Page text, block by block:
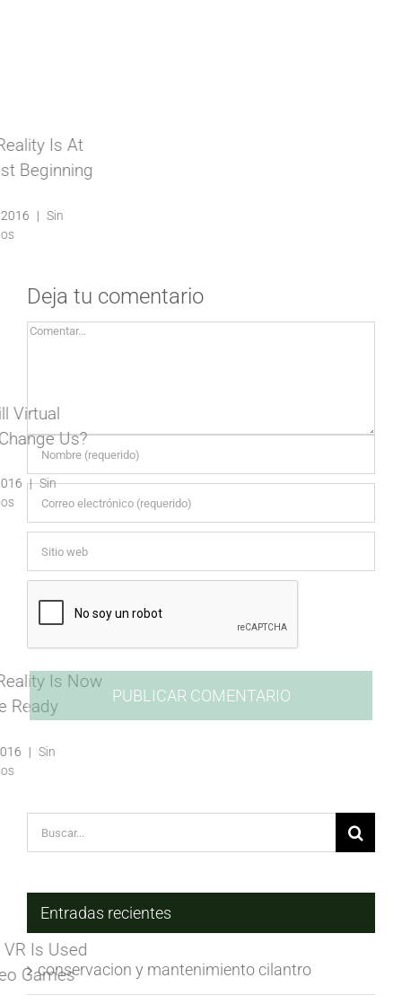
Deja tu comentario
Comentar
Buscar:
Entradas recientes
conservacion y mantenimiento cilantro